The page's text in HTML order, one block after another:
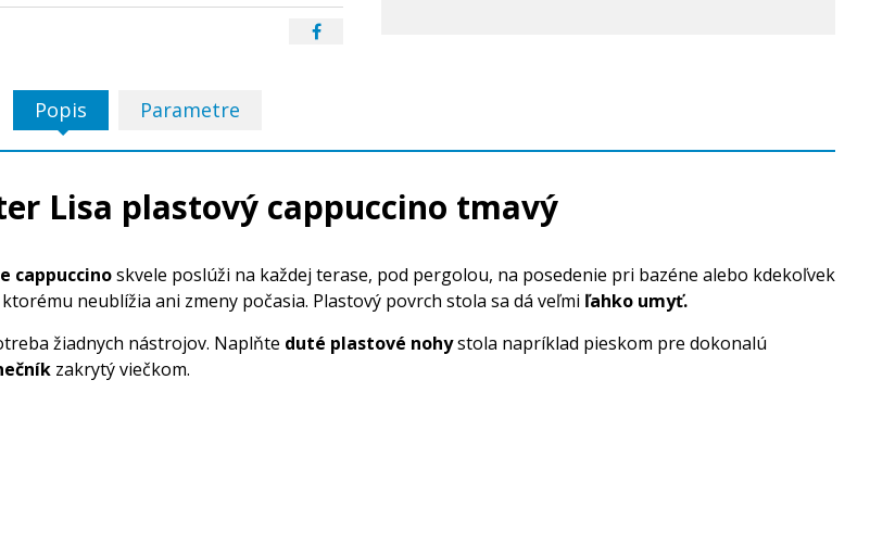
Popis Parametre
Lisa plastový cappuccino tmavý
cappuccinoskvele poslúži na každej terase, pod pergolou, na posedenie pri bazéne alebo kdekoľvek
ktorému neublížia ani zmeny počasia. Plastový povrch stola sa dá veľmi ľahko umyť.
žiadnych nástrojov. Naplňte duté plastové nohystola napríklad pieskom pre dokonalú
zakrytý viečkom.